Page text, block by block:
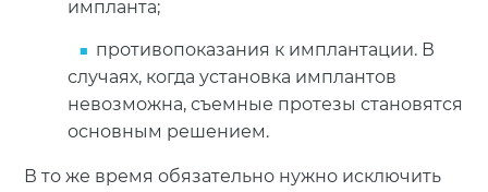
импланта;
противопоказания к имплантации. В
случаях, когда установка имплантов
невозможна, съемные протезы становятся
основным решением.
В то же время обязательно нужно исключить